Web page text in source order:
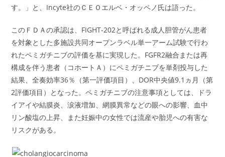
す。」と、Incyte社のＣＥＯエルベ・オッペノ氏は語った。
このＦＤＡの承認は、FIGHT-202と呼ばれる成人胆管がん患者
を対象とした多施設共同オープンラベル単一アーム試験で行わ
れたペミガチニブの評価を基に実現した。FGFR2融合または再
構成を伴う患者（コホートＡ）にペミガチニブを単剤投与した
結果、全奏効率36％（第一評価項目）、DOR中央値9.1ヵ月（第
2評価項目）となった。ペミガチニブの注意事項としては、ドラ
イアイや結膜炎、涙液増加、網膜異常などの眼への影響、血中
リン酸塩の上昇、また妊娠中の女性では流産や胎児への有害な
リスクがある。